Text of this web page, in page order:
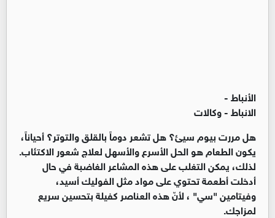
الأنباط -
الانباط - وكالات
هل مررت بيوم سيئ؟ هل تشعر دوماً بالقلق والتوتر؟ أحياناً،
يكون الطعام هو الحل الأسرع والأسهل لعلاج شعور الاكتئاب.
لذلك، يمكن التغلب على هذه المشاعر الغاضبة في حال
أدخلت أطعمة تحتوي على مواد مثل الفوليك أسيد،
وفيتامين "سي" ، لأنّ هذه العناصر كفيلة بتحسين سريع
لمزاجك.